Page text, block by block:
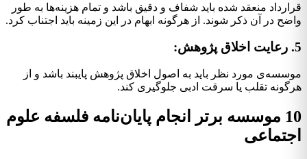
قرارداد منعقد شده باید شفاف و دقیق باشد و تمام هزینه‌ها به طور
واضح در آن ذکر شوند. از هرگونه ابهام در این زمینه باید اجتناب کرد.
5. رعایت اخلاق پژوهش:
موسسه‌ی مورد نظر باید به اصول اخلاق پژوهش پایبند باشد و از
هرگونه تقلب یا سرقت ادبی جلوگیری کند.
10 موسسه برتر انجام پایان‌نامه فلسفه علوم
اجتماعی